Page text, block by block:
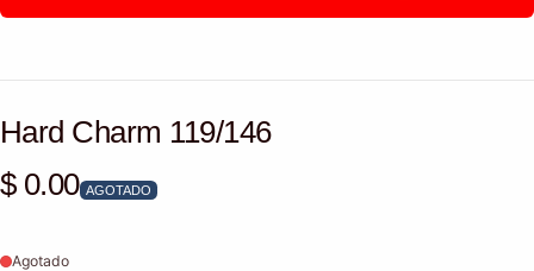
Hard Charm 119/146
Precio habitual
$ 0.00 AGOTADO
Agotado